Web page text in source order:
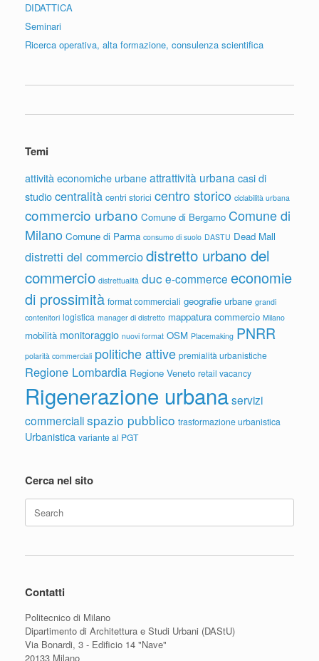
DIDATTICA
Seminari
Ricerca operativa, alta formazione, consulenza scientifica
Temi
attività economiche urbaneattrattività urbanacasi di
studiocentralità centri storici centro storico ciclabilità urbana
commercio urbano Comune di Bergamo Comune di
Milano Comune di Parma consumo di suolo DASTU Dead Mall
distretti del commerciodistretto urbano del
commercio distrettualità duc e-commerce economie
di prossimità format commerciali geografie urbane grandi
contenitori logistica manager di distretto mappatura commercio Milano
mobilità monitoraggio nuovi format OSM Placemaking PNRR
polarità commerciali politiche attive premialità urbanistiche
Regione Lombardia Regione Veneto retail vacancy
Rigenerazione urbanaservizi
commercialispazio pubblico trasformazione urbanistica
Urbanistica variante al PGT
Cerca nel sito
for:
Contatti
Politecnico di Milano
Dipartimento di Architettura e Studi Urbani (DAStU)
Via Bonardi, 3 - Edificio 14 "Nave"
20133 Milano